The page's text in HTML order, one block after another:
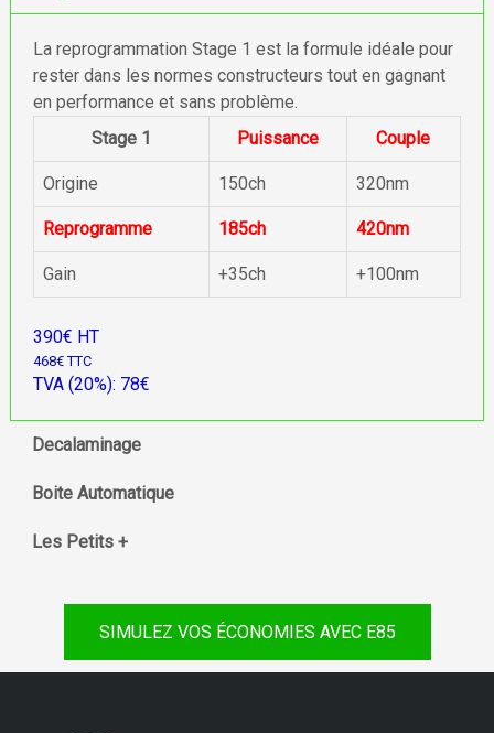
La reprogrammation Stage 1 est la formule idéale pour
rester dans les normes constructeurs tout en gagnant
en performance et sans problème.
Stage 1
Puissance Couple
Origine 150ch 320nm
Reprogramme 185ch 420nm
Gain +35ch +100nm
390€ HT
468€ TTC
TVA (20%): 78€
Decalaminage
Boite Automatique
Les Petits +
SIMULEZ VOS ÉCONOMIES AVEC E85